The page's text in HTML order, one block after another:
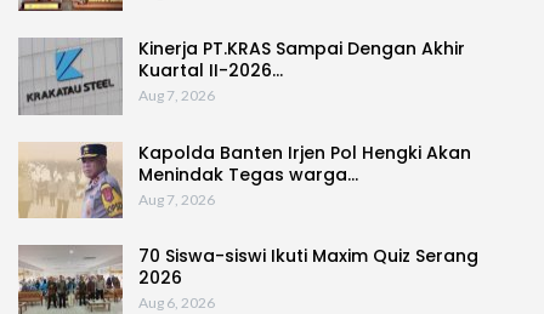
Kinerja PT.KRAS Sampai Dengan Akhir
Kuartal II-2026…
Aug 7, 2026
Kapolda Banten Irjen Pol Hengki Akan
Menindak Tegas warga…
Aug 7, 2026
70 Siswa-siswi Ikuti Maxim Quiz Serang
2026
Aug 6, 2026